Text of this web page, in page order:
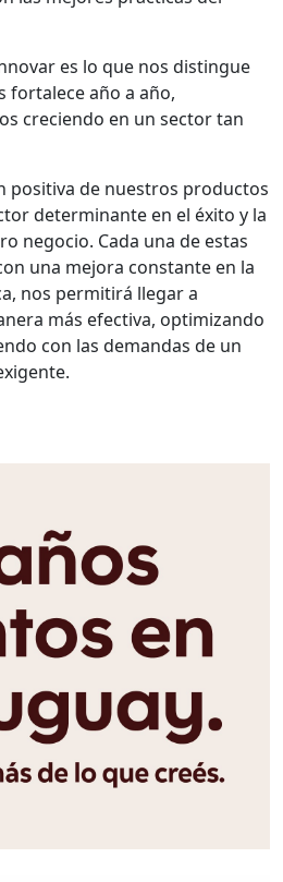
es lo que nos distingue
fortalece año a año,
creciendo en un sector tan
positiva de nuestros productos
determinante en el éxito y la
negocio. Cada una de estas
una mejora constante en la
nos permitirá llegar a
más efectiva, optimizando
con las demandas de un